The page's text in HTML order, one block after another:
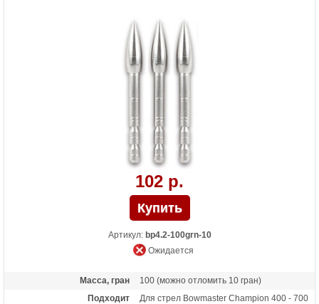
102 р.
Артикул: bp4.2-100grn-10
Ожидается
Масса, гран
100 (можно отломить 10 гран)
Подходит
Для стрел Bowmaster Champion 400 - 700